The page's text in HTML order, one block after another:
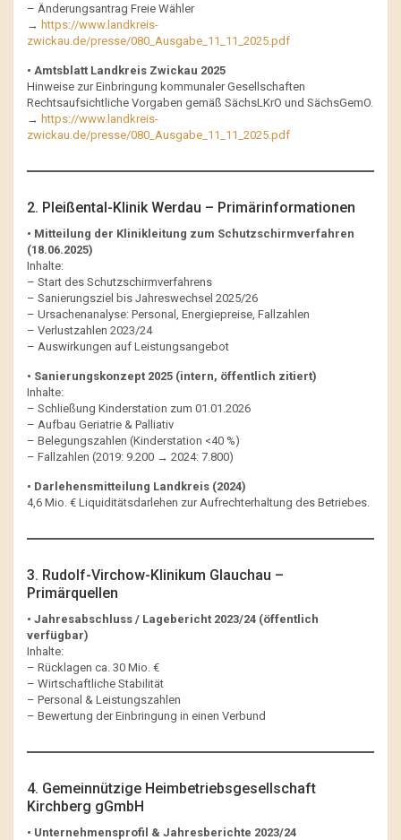
– Änderungsantrag Freie Wähler
→ https://www.landkreis-
zwickau.de/presse/080_Ausgabe_11_11_2025.pdf
• Amtsblatt Landkreis Zwickau 2025
Hinweise zur Einbringung kommunaler Gesellschaften
Rechtsaufsichtliche Vorgaben gemäß SächsLKrO und SächsGemO.
→ https://www.landkreis-
zwickau.de/presse/080_Ausgabe_11_11_2025.pdf
2. Pleißental-Klinik Werdau – Primärinformationen
• Mitteilung der Klinikleitung zum Schutzschirmverfahren
(18.06.2025)
Inhalte:
– Start des Schutzschirmverfahrens
– Sanierungsziel bis Jahreswechsel 2025/26
– Ursachenanalyse: Personal, Energiepreise, Fallzahlen
– Verlustzahlen 2023/24
– Auswirkungen auf Leistungsangebot
• Sanierungskonzept 2025 (intern, öffentlich zitiert)
Inhalte:
– Schließung Kinderstation zum 01.01.2026
– Aufbau Geriatrie & Palliativ
– Belegungszahlen (Kinderstation <40 %)
– Fallzahlen (2019: 9.200 → 2024: 7.800)
• Darlehensmitteilung Landkreis (2024)
4,6 Mio. € Liquiditätsdarlehen zur Aufrechterhaltung des Betriebes.
3. Rudolf-Virchow-Klinikum Glauchau –
Primärquellen
• Jahresabschluss / Lagebericht 2023/24 (öffentlich
verfügbar)
Inhalte:
– Rücklagen ca. 30 Mio. €
– Wirtschaftliche Stabilität
– Personal & Leistungszahlen
– Bewertung der Einbringung in einen Verbund
4. Gemeinnützige Heimbetriebsgesellschaft
Kirchberg gGmbH
• Unternehmensprofil & Jahresberichte 2023/24